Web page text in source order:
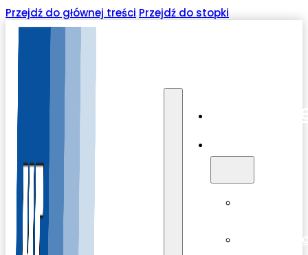
Przejdź do głównej treści Przejdź do stopki
O